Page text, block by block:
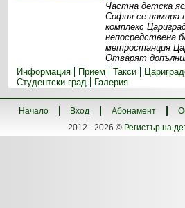
Частна детска
София се намира
комплекс
непосредствена
метростанция
Отварят
Информация
Прием Такси
Студентски град
Галерия
Начало Вход Абонамент
2012 - 2026 © Регистър на